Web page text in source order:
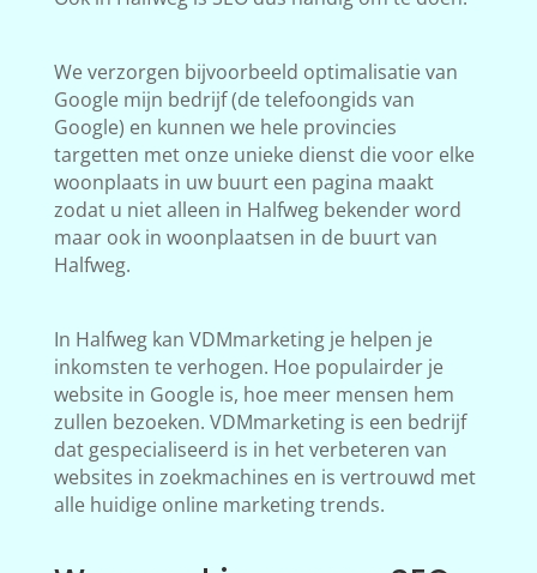
We verzorgen bijvoorbeeld optimalisatie van
Google mijn bedrijf (de telefoongids van
Google) en kunnen we hele provincies
targetten met onze unieke dienst die voor elke
woonplaats in uw buurt een pagina maakt
zodat u niet alleen in Halfweg bekender word
maar ook in woonplaatsen in de buurt van
Halfweg.
In Halfweg kan VDMmarketing je helpen je
inkomsten te verhogen. Hoe populairder je
website in Google is, hoe meer mensen hem
zullen bezoeken. VDMmarketing is een bedrijf
dat gespecialiseerd is in het verbeteren van
websites in zoekmachines en is vertrouwd met
alle huidige online marketing trends.